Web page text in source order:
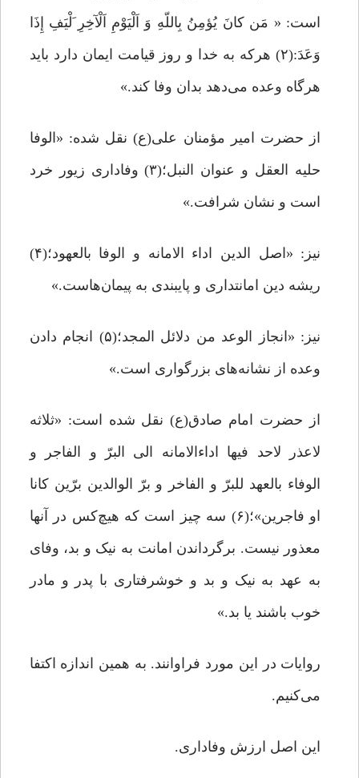
است: « مَن کانَ یُؤمِنُ بِاللّهِ وَ اَلْیَوْمِ اَلْآخِرِ َلْیَفِ إِذَا
وَعَدَ:(۲) هرکه به خدا و روز قیامت ایمان دارد باید
هرگاه وعده می‌دهد بدان وفا کند.»
از حضرت امیر مؤمنان علی(ع) نقل شده: «الوفا
حلیه العقل و عنوان النبل؛(۳) وفاداری زیور خرد
است و نشان شرافت.»
نیز: «اصل الدین اداء الامانه و الوفا بالعهود؛(۴)
ریشه دین امانتداری و پایبندی به پیمان‌هاست.»
نیز: «انجاز الوعد من دلائل المجد؛(۵) انجام دادن
وعده از نشانه‌های بزرگواری است.»
از حضرت امام صادق(ع) نقل شده است: «ثلاثه
لاعذر لاحد فیها اداءالامانه الی البرّ و الفاجر و
الوفاء بالعهد للبرّ و الفاخر و برّ الوالدین برّین کانا
او فاجرین»؛(۶) سه چیز است که هیچ‌کس در آنها
معذور نیست. برگرداندن امانت به نیک و بد، وفای
به عهد به نیک و بد و خوشرفتاری با پدر و مادر
خوب باشند یا بد.»
روایات در این مورد فراوانند. به همین اندازه اکتفا
می‌کنیم.
این اصل ارزش وفاداری.